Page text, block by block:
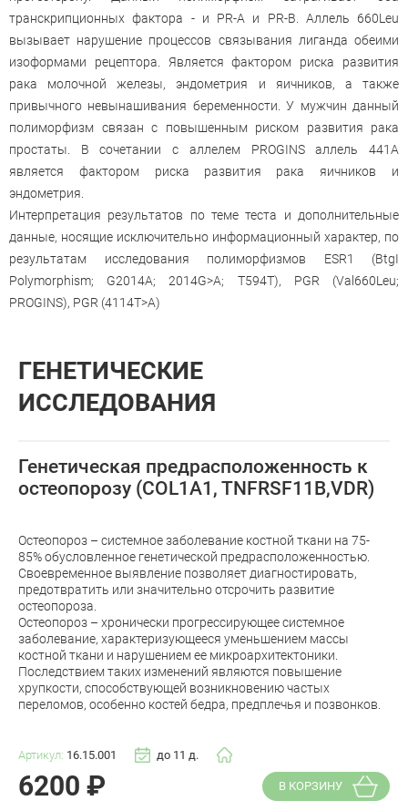
транскрипционных фактора - и PR-A и PR-B. Аллель 660Leu
вызывает нарушение процессов связывания лиганда обеими
изоформами рецептора. Является фактором риска развития
рака молочной железы, эндометрия и яичников, а также
привычного невынашивания беременности. У мужчин данный
полиморфизм связан с повышенным риском развития рака
простаты. В сочетании с аллелем PROGINS аллель 441А
является фактором риска развития рака яичников и
эндометрия.
Интерпретация результатов по теме теста и дополнительные
данные, носящие исключительно информационный характер, по
результатам исследования полиморфизмов ESR1 (BtgI
Polymorphism; G2014A; 2014G>A; T594T), PGR (Val660Leu;
PROGINS), PGR (4114T>A)
ГЕНЕТИЧЕСКИЕ
ИССЛЕДОВАНИЯ
Генетическая предрасположенность к
остеопорозу (COL1A1, TNFRSF11B,VDR)
Остеопороз – системное заболевание костной ткани на 75-
85% обусловленное генетической предрасположенностью.
Своевременное выявление позволяет диагностировать,
предотвратить или значительно отсрочить развитие
остеопороза.
Остеопороз – хронически прогрессирующее системное
заболевание, характеризующееся уменьшением массы
костной ткани и нарушением ее микроархитектоники.
Последствием таких изменений являются повышение
хрупкости, способствующей возникновению частых
переломов, особенно костей бедра, предплечья и позвонков.
Артикул: 16.15.001 до 11 д.
6200 ₽ В КОРЗИНУ